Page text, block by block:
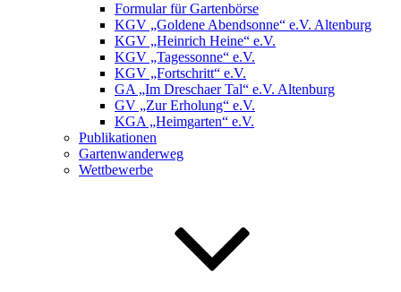
Formular für Gartenbörse
KGV „Goldene Abendsonne“ e.V. Altenburg
KGV „Heinrich Heine“ e.V.
KGV „Tagessonne“ e.V.
KGV „Fortschritt“ e.V.
GA „Im Dreschaer Tal“ e.V. Altenburg
GV „Zur Erholung“ e.V.
KGA „Heimgarten“ e.V.
Publikationen
Gartenwanderweg
Wettbewerbe